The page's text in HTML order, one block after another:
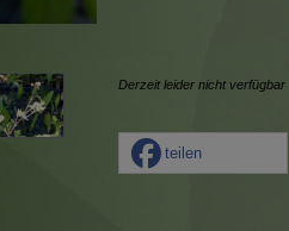
Derzeit leider nicht verfügbar
teilen